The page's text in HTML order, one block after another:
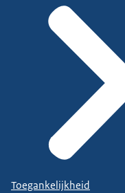
Toegankelijkheid